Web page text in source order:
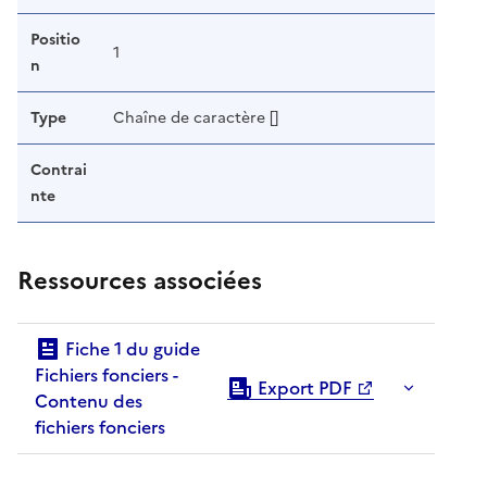
Positio
n
1
Type Chaîne de caractère []
Contrai
nte
Ressources associées
Fichiers fonciers -
Contenu des
fichiers fonciers
Export PDF